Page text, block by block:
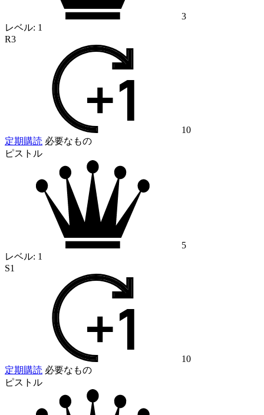
3
レベル: 1
R3
10
定期購読 必要なもの
ピストル
5
レベル: 1
S1
10
定期購読 必要なもの
ピストル